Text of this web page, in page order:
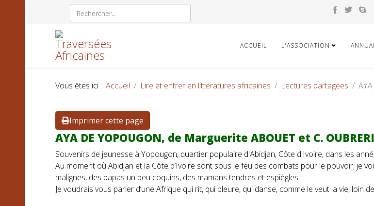
ACCUEIL L'ASSOCIATION
Vous êtes ici : Accueil Lire et entrer en littératures africaines Lectures partagées
Imprimer cette page
AYA DE YOPOUGON, de Marguerite ABOUET et C.
Souvenirs de jeunesse à Yopougon, quartier populaire d'Abidjan, Côte d'Ivoire, dans les
Au moment où Abidjan et la Côte d’Ivoire sont sous le feu des combats pour le pouvoir, je
malignes, des papas un peu coquins, des mamans tendres et espiègles.
Je voudrais vous parler d’une Afrique qui rit, qui pleure, qui danse, comme le veut la vie, loin